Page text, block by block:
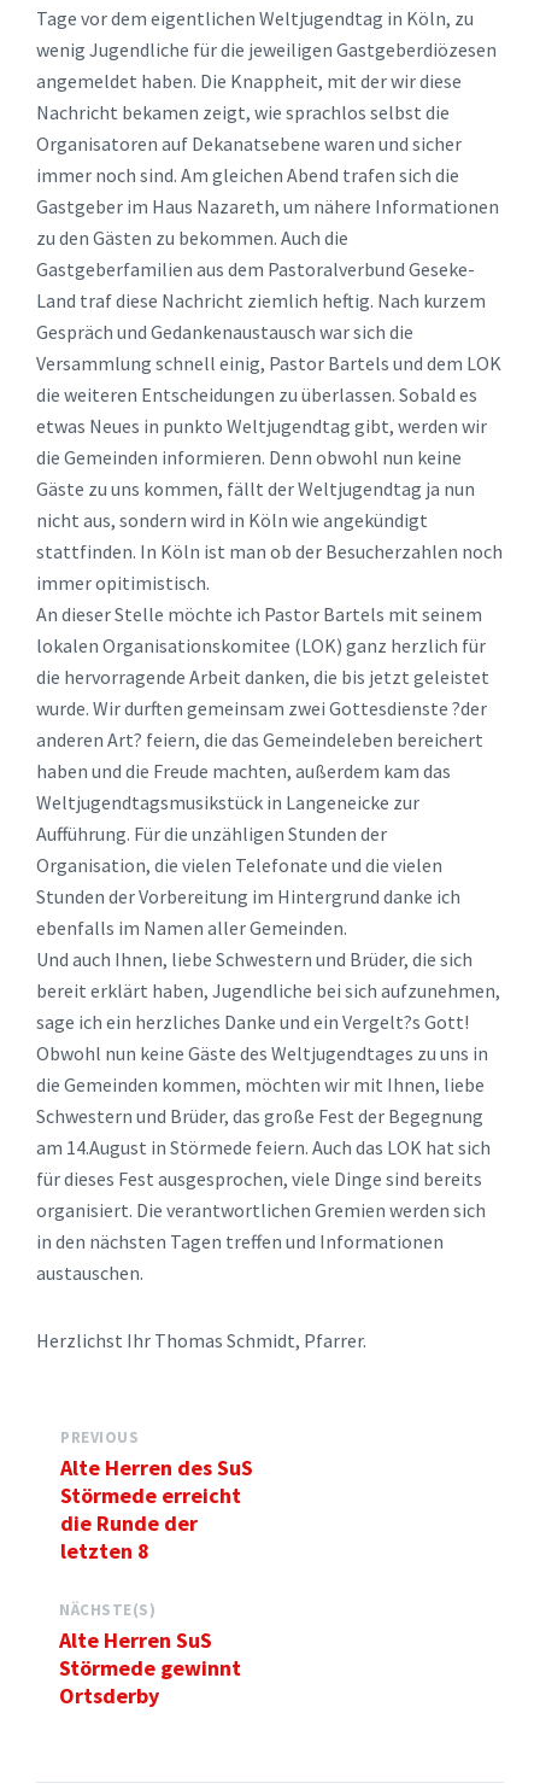
Tage vor dem eigentlichen Weltjugendtag in Köln, zu
wenig Jugendliche für die jeweiligen Gastgeberdiözesen
angemeldet haben. Die Knappheit, mit der wir diese
Nachricht bekamen zeigt, wie sprachlos selbst die
Organisatoren auf Dekanatsebene waren und sicher
immer noch sind. Am gleichen Abend trafen sich die
Gastgeber im Haus Nazareth, um nähere Informationen
zu den Gästen zu bekommen. Auch die
Gastgeberfamilien aus dem Pastoralverbund Geseke-
Land traf diese Nachricht ziemlich heftig. Nach kurzem
Gespräch und Gedankenaustausch war sich die
Versammlung schnell einig, Pastor Bartels und dem LOK
die weiteren Entscheidungen zu überlassen. Sobald es
etwas Neues in punkto Weltjugendtag gibt, werden wir
die Gemeinden informieren. Denn obwohl nun keine
Gäste zu uns kommen, fällt der Weltjugendtag ja nun
nicht aus, sondern wird in Köln wie angekündigt
stattfinden. In Köln ist man ob der Besucherzahlen noch
immer opitimistisch.
An dieser Stelle möchte ich Pastor Bartels mit seinem
lokalen Organisationskomitee (LOK) ganz herzlich für
die hervorragende Arbeit danken, die bis jetzt geleistet
wurde. Wir durften gemeinsam zwei Gottesdienste ?der
anderen Art? feiern, die das Gemeindeleben bereichert
haben und die Freude machten, außerdem kam das
Weltjugendtagsmusikstück in Langeneicke zur
Aufführung. Für die unzähligen Stunden der
Organisation, die vielen Telefonate und die vielen
Stunden der Vorbereitung im Hintergrund danke ich
ebenfalls im Namen aller Gemeinden.
Und auch Ihnen, liebe Schwestern und Brüder, die sich
bereit erklärt haben, Jugendliche bei sich aufzunehmen,
sage ich ein herzliches Danke und ein Vergelt?s Gott!
Obwohl nun keine Gäste des Weltjugendtages zu uns in
die Gemeinden kommen, möchten wir mit Ihnen, liebe
Schwestern und Brüder, das große Fest der Begegnung
am 14.August in Störmede feiern. Auch das LOK hat sich
für dieses Fest ausgesprochen, viele Dinge sind bereits
organisiert. Die verantwortlichen Gremien werden sich
in den nächsten Tagen treffen und Informationen
austauschen.
Herzlichst Ihr Thomas Schmidt, Pfarrer.
PREVIOUS
Alte Herren des SuS
Störmede erreicht
die Runde der
letzten 8
NÄCHSTE(S)
Alte Herren SuS
Störmede gewinnt
Ortsderby